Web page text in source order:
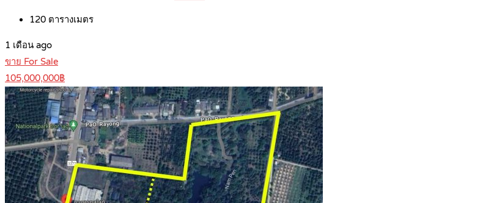
120 ตารางเมตร
1 เดือน ago
ขาย For Sale
105,000,000฿